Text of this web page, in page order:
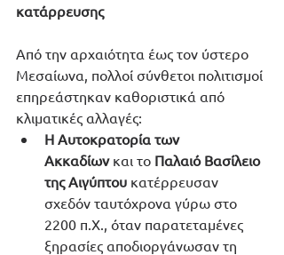
κατάρρευσης
Από την αρχαιότητα έως τον ύστερο
Μεσαίωνα, πολλοί σύνθετοι πολιτισμοί
επηρεάστηκαν καθοριστικά από
κλιματικές αλλαγές:
Η Αυτοκρατορία των
Ακκαδίων και το Παλαιό Βασίλειο
της Αιγύπτου κατέρρευσαν
σχεδόν ταυτόχρονα γύρω στο
2200 π.Χ., όταν παρατεταμένες
ξηρασίες αποδιοργάνωσαν τη